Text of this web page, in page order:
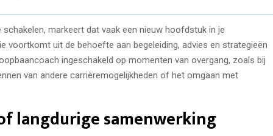
markeert dat vaak een nieuw hoofdstuk in je
voortkomt uit de behoefte aan begeleiding, advies en strategieën
ingeschakeld op momenten van overgang, zoals bij
van andere carrièremogelijkheden of het omgaan met
langdurige samenwerking